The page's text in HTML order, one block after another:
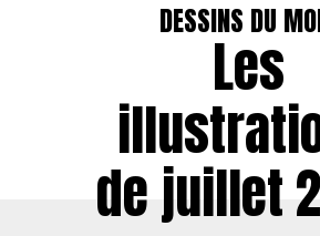
DESSINS DU
Les
de juillet